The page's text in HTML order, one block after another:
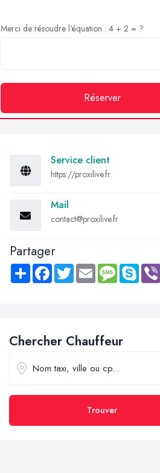
Merci de résoudre l'équation : 4 + 2 = ?
Réserver
Service client
https://proxilive.fr
Mail
contact@proxilive.fr
Partager
Share FacebookTwitter Email MessageSkype
Chercher Chauffeur
Trouver